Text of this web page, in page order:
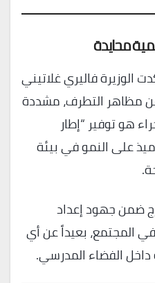
محايدة
الوزيرة فاليري غلاتيني
مظاهر التطرف، مشددة
هو توفير “إطار
على النمو في بيئة
ضمن جهود إعداد
في المجتمع، بعيداً عن أي
داخل الفضاء المدرسي.